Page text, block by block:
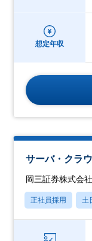
想定年収
サーバ・クラ
岡三証券株式会社
正社員採用 土